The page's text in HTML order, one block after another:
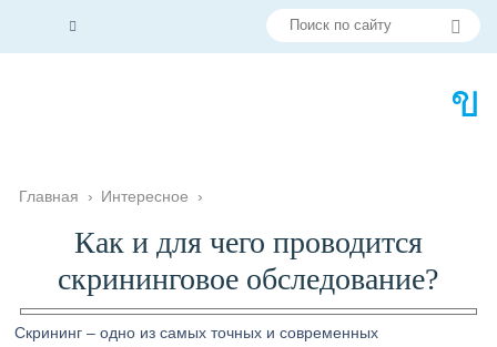
Главная › Интересное ›
Как и для чего проводится
скрининговое обследование?
Скрининг – одно из самых точных и современных